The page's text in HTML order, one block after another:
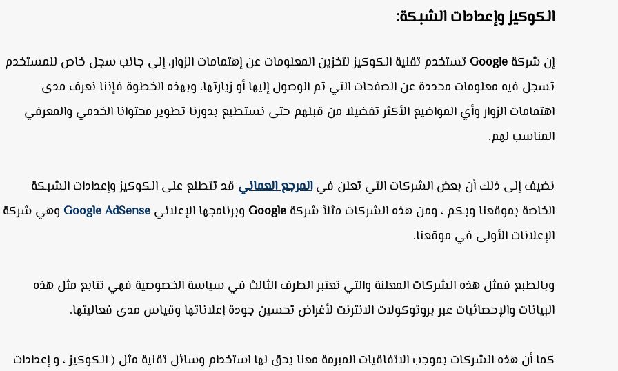
الكوكيز وإعدادات الشبكة:
إن شركة Google تستخدم تقنية الكوكيز لتخزين المعلومات عن إهتمامات الزوار، إلى جانب سجل خاص للمستخدم
تسجل فيه معلومات محددة عن الصفحات التي تم الوصول إليها أو زيارتها، وبهذه الخطوة فإننا نعرف مدى
اهتمامات الزوار وأي المواضيع الأكثر تفضيلا من قبلهم حتى نستطيع بدورنا تطوير محتوانا الخدمي والمعرفي
المناسب لهم.
نضيف إلى ذلك أن بعض الشركات التي تعلن فيالمرجع العماني قد تتطلع على الكوكيز وإعدادات الشبكة
الخاصة بموقعنا وبكم ، ومن هذه الشركات مثلاً شركة Google وبرنامجها الإعلاني Google AdSense وهي شركة
الإعلانات الأولى في موقعنا.
وبالطبع فمثل هذه الشركات المعلنة والتي تعتبر الطرف الثالث في سياسة الخصوصية فهي تتابع مثل هذه
البيانات والإحصائيات عبر بروتوكولات الانترنت لأغراض تحسين جودة إعلاناتها وقياس مدى فعاليتها.
كما أن هذه الشركات بموجب الاتفاقيات المبرمة معنا يحق لها استخدام وسائل تقنية مثل ( الكوكيز ، و إعدادات